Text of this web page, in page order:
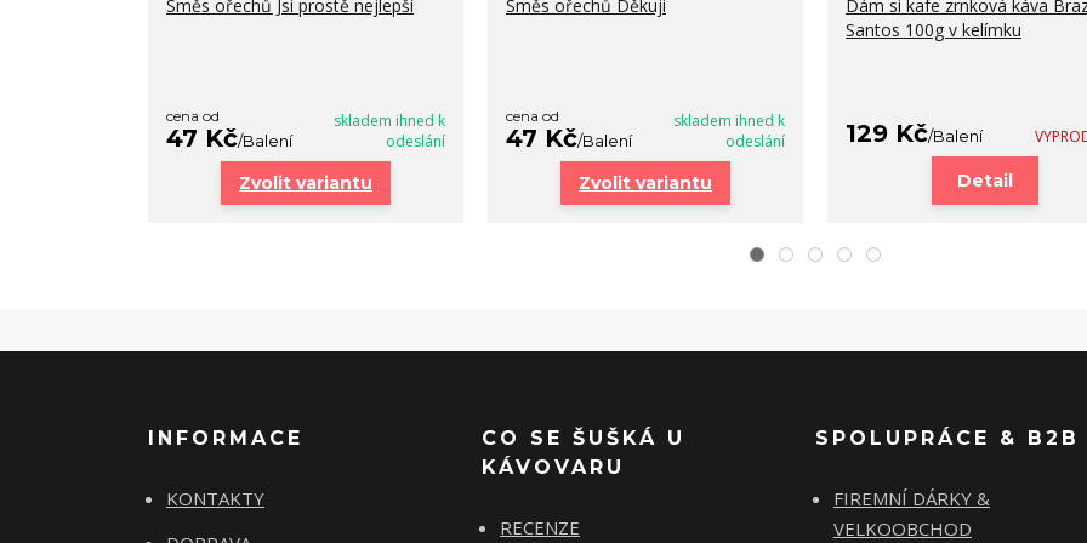
Směs ořechů Jsi prostě nejlepší
cena od
47 Kč/Balení
skladem ihned k
odeslání
Zvolit variantu
Směs ořechů Děkuji
cena od
47 Kč/Balení
skladem ihned k
odeslání
Zvolit variantu
Dám si kafe zrnková káva
Santos 100g v kelímku
129 Kč/Balení
Detail
INFORMACE
KONTAKTY
CO SE ŠUŠKÁ U
KÁVOVARU
RECENZE
SPOLUPRÁCE & B2B
FIREMNÍ DÁRKY &
VELKOOBCHOD